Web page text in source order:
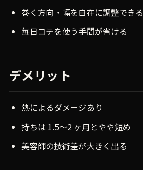
巻く方向・幅を自在に調整できる
毎日コテを使う手間が省ける
デメリット
熱によるダメージあり
持ちは 1.5〜2 ヶ月とやや短め
美容師の技術差が大きく出る